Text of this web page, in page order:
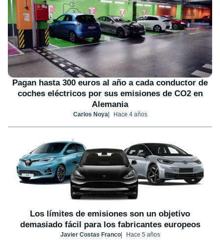
Pagan hasta 300 euros al año a cada conductor de
coches eléctricos por sus emisiones de CO2 en
Alemania
Carlos Noya Hace 4 años
Los límites de emisiones son un objetivo
demasiado fácil para los fabricantes europeos
Javier Costas Franco Hace 5 años